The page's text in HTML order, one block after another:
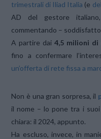
trimestrali di Iliad Italia (e
AD del gestore
commentando –
A partire dai4,5 milioni di
fino a confermare
un’offerta di rete fissa a
Non è una gran sorpresa, il
il nome – lo pone tra i
chiara: il 2024, appunto.
Ha escluso, invece, in